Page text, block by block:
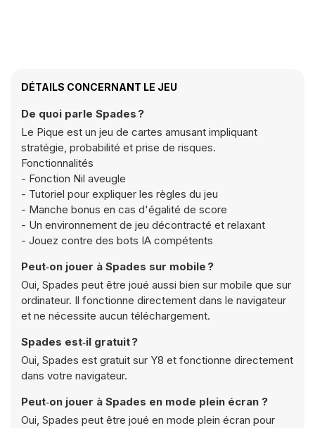
DÉTAILS CONCERNANT LE JEU
De quoi parle Spades ?
Le Pique est un jeu de cartes amusant impliquant
stratégie, probabilité et prise de risques.
Fonctionnalités
- Fonction Nil aveugle
- Tutoriel pour expliquer les règles du jeu
- Manche bonus en cas d'égalité de score
- Un environnement de jeu décontracté et relaxant
- Jouez contre des bots IA compétents
Peut‑on jouer à Spades sur mobile ?
Oui, Spades peut être joué aussi bien sur mobile que sur
ordinateur. Il fonctionne directement dans le navigateur
et ne nécessite aucun téléchargement.
Spades est‑il gratuit ?
Oui, Spades est gratuit sur Y8 et fonctionne directement
dans votre navigateur.
Peut‑on jouer à Spades en mode plein écran ?
Oui, Spades peut être joué en mode plein écran pour